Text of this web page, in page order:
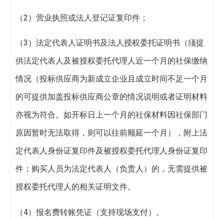
（2）营业执照或法人登记证复印件；
（3）法定代表人证明书及法人授权委托证明书（须提
供法定代表人及被授权委托代理人近一个月的社保缴纳
情况（投标供应商为新成立企业且成立时间不足一个月
的可提供加盖投标供应商公章的情况说明或者证明材料
亦视为符合。如开标日上一个月的社保材料因社保部门
原因暂时无法取得，则可以往前顺延一个月），附上法
定代表人身份证复印件及被授权委托代理人身份证复印
件；购买人员为法定代表人（负责人）的，无需提供被
授权委托代理人的相关证明文件。
（4）报名费转账凭证（支持现场支付）。